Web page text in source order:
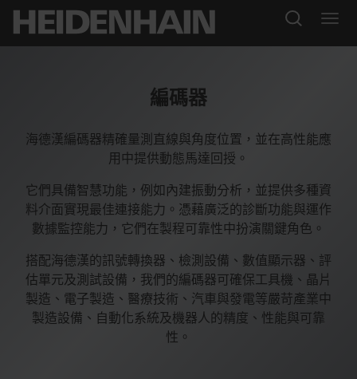
編碼器
海德漢編碼器精確量測直線與角度位置，並在高性能應
用中提供動態馬達回授。
它們具備智慧功能，例如內建振動分析，並提供多種資
料介面實現最佳連接能力。憑藉廣泛的診斷功能與運作
數據監控能力，它們在製程可靠性中扮演關鍵角色。
搭配海德漢的訊號轉換器、檢測設備、數值顯示器、評
估單元及測試設備，我們的編碼器可確保工具機、晶片
製造、電子製造、醫療技術、汽車與發電等嚴苛產業中
製造設備、自動化系統及機器人的精度、性能與可靠
性。